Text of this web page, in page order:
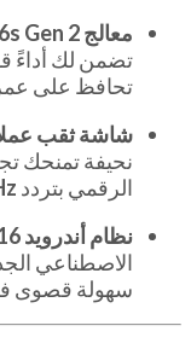
معالج Snapdragon 6s Gen 2:
تضمن لك أداءً
تحافظ على عمر
شاشة ثقب عملاقة 6.75
نحيفة تمنحك
الرقمي بتردد
نظام أندرويد 16 الأحدث:
الاصطناعي
سهولة قصوى